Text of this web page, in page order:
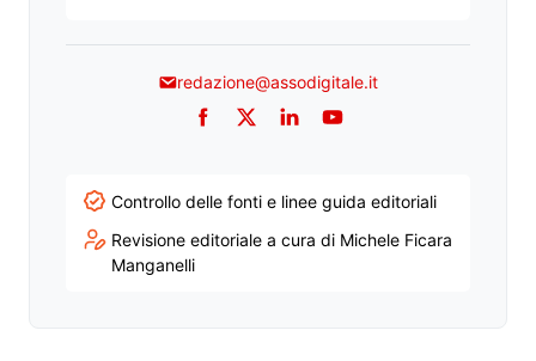
redazione@assodigitale.it
Facebook
TwitterLinkedInYouTube
Controllo delle fonti e linee guida editoriali
Revisione editoriale a cura di Michele Ficara
Manganelli